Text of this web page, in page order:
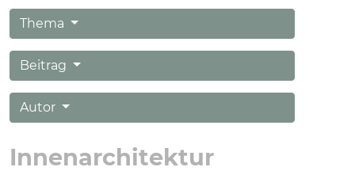
Thema
Beitrag
Autor
Innenarchitektur